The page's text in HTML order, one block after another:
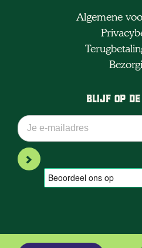
Algemene
Blijf op de